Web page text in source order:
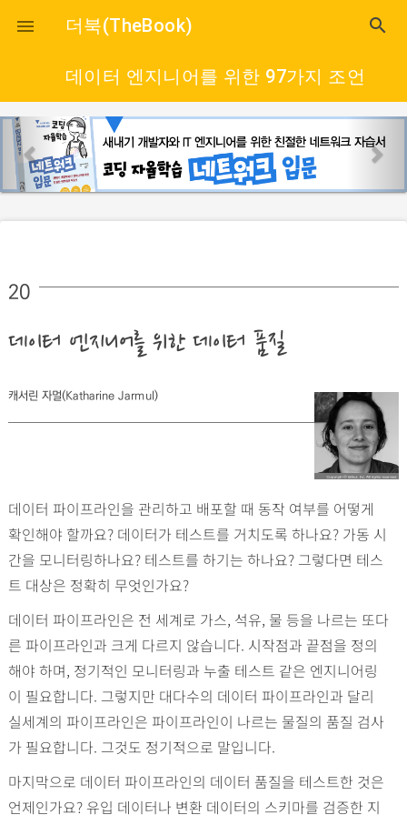
close
 더북(TheBook) search
데이터 엔지니어를 위한 97가지 조언
p
r
e
u
e
20
데이터 엔지니어를 위한 데이터 품질
캐서린 자멀(Katharine Jarmul)
데이터 파이프라인을 관리하고 배포할 때 동작 여부를 어떻게
확인해야 할까요? 데이터가 테스트를 거치도록 하나요? 가동 시
간을 모니터링하나요? 테스트를 하기는 하나요? 그렇다면 테스
트 대상은 정확히 무엇인가요?
데이터 파이프라인은 전 세계로 가스, 석유, 물 등을 나르는 또다
른 파이프라인과 크게 다르지 않습니다. 시작점과 끝점을 정의
해야 하며, 정기적인 모니터링과 누출 테스트 같은 엔지니어링
이 필요합니다. 그렇지만 대다수의 데이터 파이프라인과 달리
실세계의 파이프라인은 파이프라인이 나르는 물질의 품질 검사
가 필요합니다. 그것도 정기적으로 말입니다.
마지막으로 데이터 파이프라인의 데이터 품질을 테스트한 것은
언제인가요? 유입 데이터나 변환 데이터의 스키마를 검증한 지